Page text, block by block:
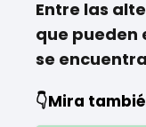
Entre las
que pueden
se
👇Mira